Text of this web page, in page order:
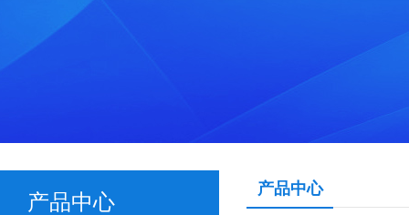
产品中心
产品中心